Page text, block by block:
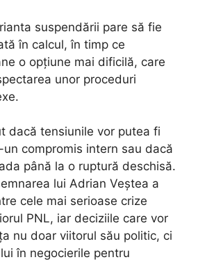
suspendării pare să fie
în calcul, în timp ce
o opțiune mai dificilă, care
unor proceduri
dacă tensiunile vor putea fi
compromis intern sau dacă
până la o ruptură deschisă.
lui Adrian Veștea a
cele mai serioase crize
PNL, iar deciziile care vor
nu doar viitorul său politic, ci
în negocierile pentru